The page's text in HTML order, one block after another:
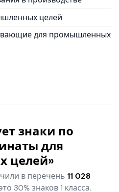
целей
для промышленных
знаки по
для
целей»
в перечень 11 028
30% знаков 1 класса.